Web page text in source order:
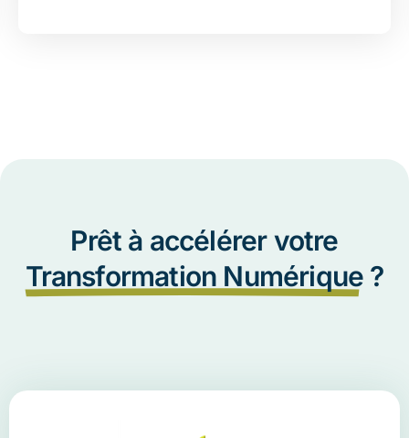
Prêt à accélérer votre
Transformation Numérique ?